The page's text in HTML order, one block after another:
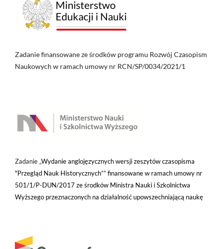
Zadanie finansowane ze środków programu Rozwój Czasopism
Naukowych w ramach umowy nr RCN/SP/0034/2021/1
Zadanie „Wydanie anglojęzycznych wersji zeszytów czasopisma
"Przegląd Nauk Historycznych”” finansowane w ramach umowy nr
501/1/P-DUN/2017 ze środków Ministra Nauki i Szkolnictwa
Wyższego przeznaczonych na działalność upowszechniającą naukę